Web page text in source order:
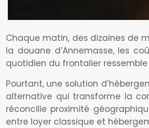
Chaque matin, des dizaines de
la douane d’Annemasse, les
quotidien du frontalier
Pourtant, une solution
alternative qui transforme la
réconcilie proximité
entre loyer classique et